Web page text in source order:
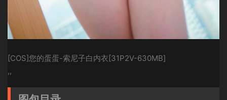
[COS]您的蛋蛋-索尼子白内衣[31P2V-630MB]
,,